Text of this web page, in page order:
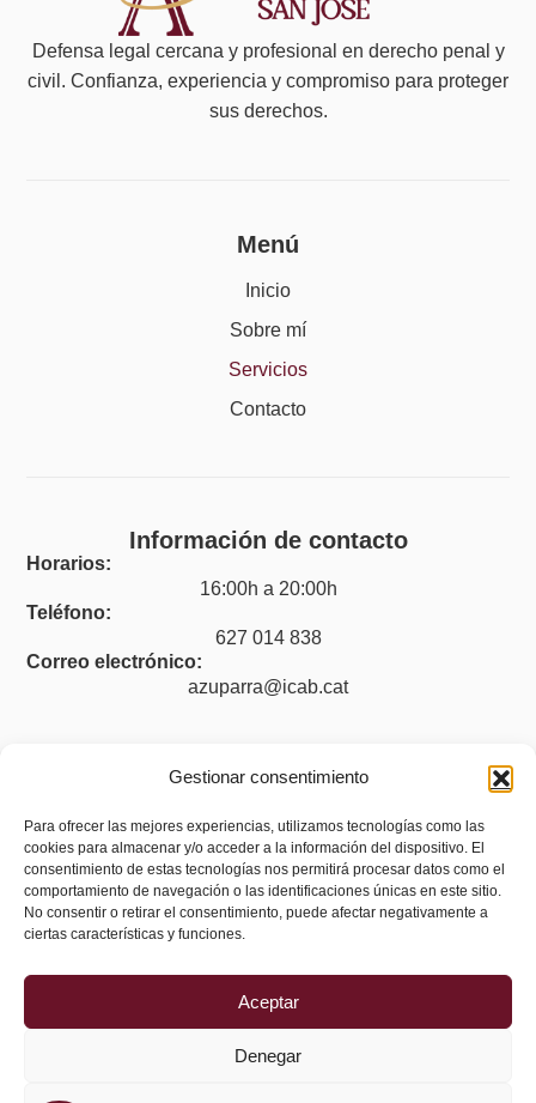
Gestionar consentimiento
Para ofrecer las mejores experiencias, utilizamos tecnologías como las
cookies para almacenar y/o acceder a la información del dispositivo. El
consentimiento de estas tecnologías nos permitirá procesar datos como el
comportamiento de navegación o las identificaciones únicas en este sitio.
No consentir o retirar el consentimiento, puede afectar negativamente a
ciertas características y funciones.
Aceptar
Denegar
Defensa legal cercana y profesional en derecho penal y
civil. Confianza, experiencia y compromiso para proteger
sus derechos.
Menú
Inicio
Sobre mí
Servicios
Contacto
Información de contacto
Horarios:
16:00h a 20:00h
Teléfono:
627 014 838
Correo electrónico:
azuparra@icab.cat
Aviso legal
Política de privacidad
Política de cookies (UE)